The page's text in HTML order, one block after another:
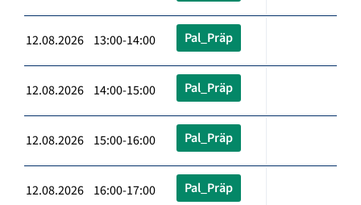
12.08.2026 13:00-14:00 Pal_Präp
12.08.2026 14:00-15:00 Pal_Präp
12.08.2026 15:00-16:00 Pal_Präp
12.08.2026 16:00-17:00 Pal_Präp